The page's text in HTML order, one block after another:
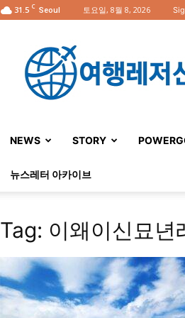
31.5 C Seoul 토요일, 8월 8, 2026
행
레
NEWS
STORY
뉴스레터 아카이브
Tag: 이왜이신묘